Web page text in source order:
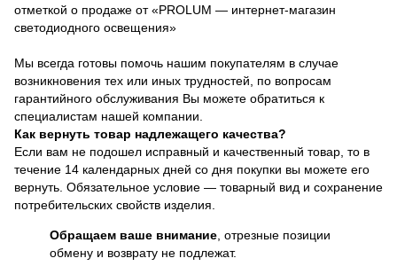
отметкой о продаже от «PROLUM — интернет-магазин
светодиодного освещения»
Мы всегда готовы помочь нашим покупателям в случае
возникновения тех или иных трудностей, по вопросам
гарантийного обслуживания Вы можете обратиться к
специалистам нашей компании.
Как вернуть товар надлежащего качества?
Если вам не подошел исправный и качественный товар, то в
течение 14 календарных дней со дня покупки вы можете его
вернуть. Обязательное условие — товарный вид и сохранение
потребительских свойств изделия.
Обращаем ваше внимание , отрезные позиции
обмену и возврату не подлежат.